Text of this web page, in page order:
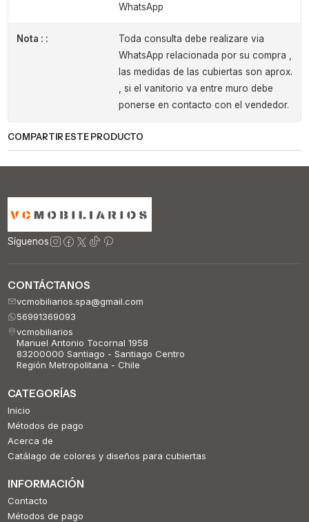
WhatsApp
Nota : :
Toda consulta debe realizare via
WhatsApp relacionada por su compra ,
las medidas de las cubiertas son aprox.
, si el vanitorio va entre muro debe
ponerse en contacto con el vendedor.
COMPARTIR ESTE PRODUCTO
Síguenos
CONTÁCTANOS
vcmobiliarios.spa@gmail.com
56991369093
vcmobiliarios
Manuel Antonio Tocornal 1958
83200000 Santiago - Santiago Centro
Región Metropolitana - Chile
CATEGORÍAS
Inicio
Métodos de pago
Acerca de
Catálago de colores y diseños para cubiertas
INFORMACIÓN
Contacto
Métodos de pago